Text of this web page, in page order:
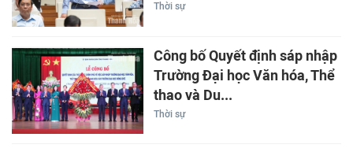
Thời sự
Công bố Quyết định sáp nhập
Trường Đại học Văn hóa, Thể
thao và Du...
Thời sự